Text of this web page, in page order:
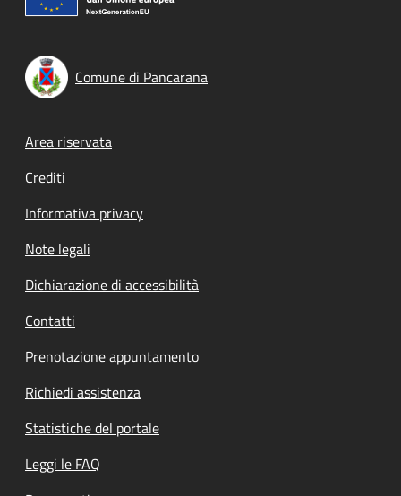
Comune di Pancarana
Footer menu
Area riservata
Crediti
Informativa privacy
Note legali
Dichiarazione di accessibilità
Contatti
Prenotazione appuntamento
Richiedi assistenza
Statistiche del portale
Leggi le FAQ